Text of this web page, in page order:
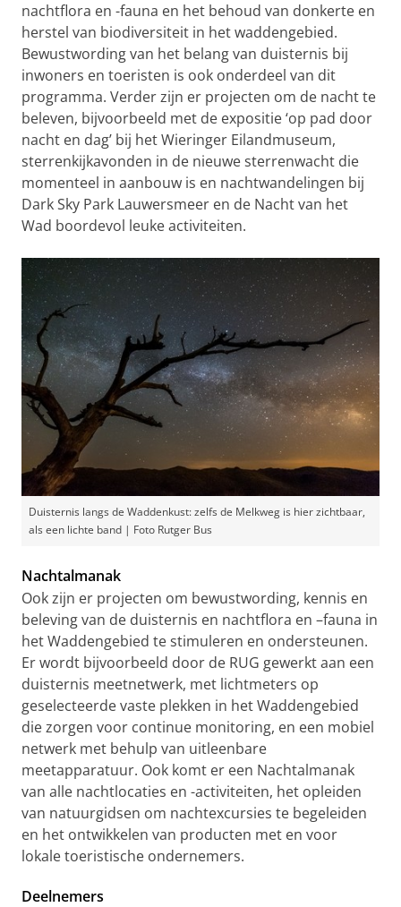
nachtflora en -fauna en het behoud van donkerte en
herstel van biodiversiteit in het waddengebied.
Bewustwording van het belang van duisternis bij
inwoners en toeristen is ook onderdeel van dit
programma. Verder zijn er projecten om de nacht te
beleven, bijvoorbeeld met de expositie ‘op pad door
nacht en dag’ bij het Wieringer Eilandmuseum,
sterrenkijkavonden in de nieuwe sterrenwacht die
momenteel in aanbouw is en nachtwandelingen bij
Dark Sky Park Lauwersmeer en de Nacht van het
Wad boordevol leuke activiteiten.
Duisternis langs de Waddenkust: zelfs de Melkweg is hier zichtbaar,
als een lichte band | Foto Rutger Bus
Nachtalmanak
Ook zijn er projecten om bewustwording, kennis en
beleving van de duisternis en nachtflora en –fauna in
het Waddengebied te stimuleren en ondersteunen.
Er wordt bijvoorbeeld door de RUG gewerkt aan een
duisternis meetnetwerk, met lichtmeters op
geselecteerde vaste plekken in het Waddengebied
die zorgen voor continue monitoring, en een mobiel
netwerk met behulp van uitleenbare
meetapparatuur. Ook komt er een Nachtalmanak
van alle nachtlocaties en -activiteiten, het opleiden
van natuurgidsen om nachtexcursies te begeleiden
en het ontwikkelen van producten met en voor
lokale toeristische ondernemers.
Deelnemers